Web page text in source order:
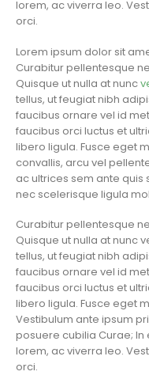
lorem, ac viverra leo.
orci.
Lorem ipsum dolor sit
Curabitur pellentesque
Quisque ut nulla at nunc
tellus, ut feugiat nibh
faucibus ornare vel id
faucibus orci luctus et
libero ligula. Fusce eget
convallis, arcu vel
ac ultrices sem ante quis
nec scelerisque ligula
Curabitur pellentesque
Quisque ut nulla at nunc
tellus, ut feugiat nibh
faucibus ornare vel id
faucibus orci luctus et
libero ligula. Fusce eget
Vestibulum ante ipsum
posuere cubilia Curae; In
lorem, ac viverra leo.
orci.